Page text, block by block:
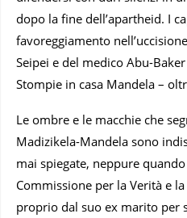
dopo la fine dell’apartheid. I
favoreggiamento
Seipei e del medico Abu-
Stompie in casa Mandela –
Le ombre e le macchie che
Madizikela-Mandela sono
mai spiegate, neppure
Commissione per la Verità e
proprio dal suo ex marito per